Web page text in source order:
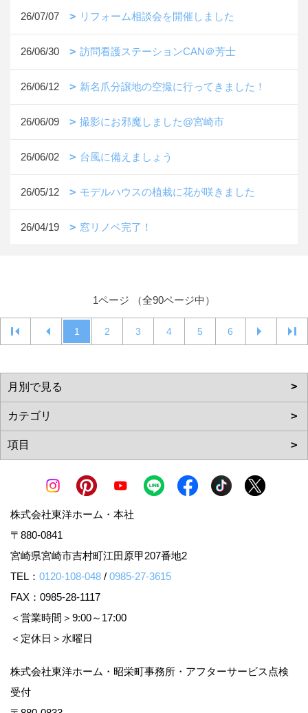
26/07/07 リフォーム相談会を開催しました
26/06/30 訪問看護ステーションCAN＠芳士
26/06/12 新名爪分譲地の空撮に行ってきました！
26/06/09 撮影にお邪魔しました@宮崎市
26/06/02 台風に備えましょう
26/05/12 モデルハウスの植栽に花が咲きました
26/04/19 窓リノベ完了！
1ページ （全90ページ中）
1 2 3 4 5 6
株式会社東洋ホーム・本社
〒880-0841
宮崎県宮崎市吉村町江田原甲207番地2
TEL： 0120-108-048 / 0985-27-3615
FAX：0985-28-1117
＜営業時間＞9:00～17:00
＜定休日＞水曜日
株式会社東洋ホーム・昭栄町事務所・アフターサービス点検
受付